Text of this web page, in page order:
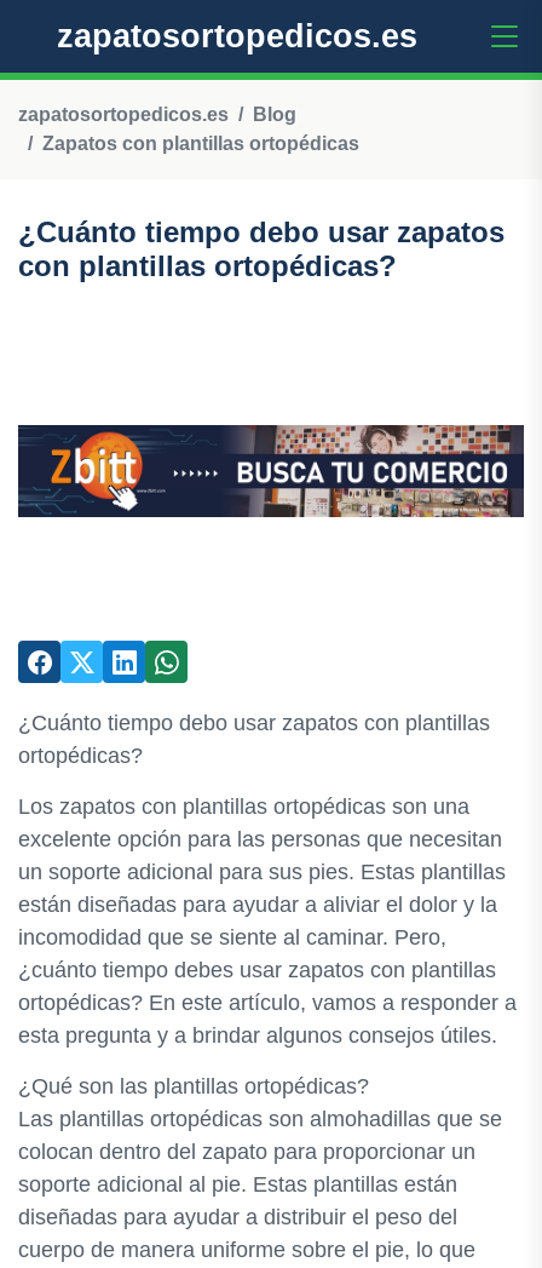
zapatosortopedicos.es
zapatosortopedicos.es
Blog
Zapatos con plantillas ortopédicas
¿Cuánto tiempo debo usar zapatos
con plantillas ortopédicas?
¿Cuánto tiempo debo usar zapatos con plantillas
ortopédicas?
Los zapatos con plantillas ortopédicas son una
excelente opción para las personas que necesitan
un soporte adicional para sus pies. Estas plantillas
están diseñadas para ayudar a aliviar el dolor y la
incomodidad que se siente al caminar. Pero,
¿cuánto tiempo debes usar zapatos con plantillas
ortopédicas? En este artículo, vamos a responder a
esta pregunta y a brindar algunos consejos útiles.
¿Qué son las plantillas ortopédicas?
Las plantillas ortopédicas son almohadillas que se
colocan dentro del zapato para proporcionar un
soporte adicional al pie. Estas plantillas están
diseñadas para ayudar a distribuir el peso del
cuerpo de manera uniforme sobre el pie, lo que